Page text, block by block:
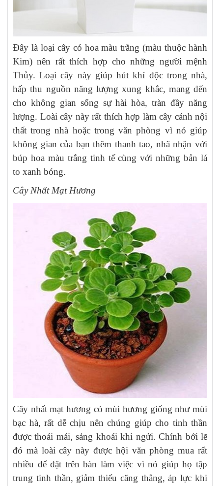
Đây là loại cây có hoa màu trắng (màu thuộc hành
Kim) nên rất thích hợp cho những người mệnh
Thủy. Loại cây này giúp hút khí độc trong nhà,
hấp thu nguồn năng lượng xung khắc, mang đến
cho không gian sống sự hài hòa, tràn đầy năng
lượng. Loài cây này rất thích hợp làm cây cảnh nội
thất trong nhà hoặc trong văn phòng vì nó giúp
không gian của bạn thêm thanh tao, nhã nhặn với
búp hoa màu trắng tinh tế cùng với những bản lá
to xanh bóng.
Cây Nhất Mạt Hương
Cây nhất mạt hương có mùi hương giống như mùi
bạc hà, rất dễ chịu nên chúng giúp cho tinh thần
được thoải mái, sảng khoái khi ngửi. Chính bởi lẽ
đó mà loài cây này được hội văn phòng mua rất
nhiều để đặt trên bàn làm việc vì nó giúp họ tập
trung tinh thần, giảm thiểu căng thẳng, áp lực khi